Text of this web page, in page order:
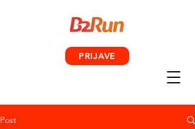
PRIJAVE
Post